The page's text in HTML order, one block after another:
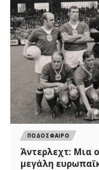
ΠΟΔΟΣΦΑΙΡΟ
Άντερλεχτ: Mια
μεγάλη